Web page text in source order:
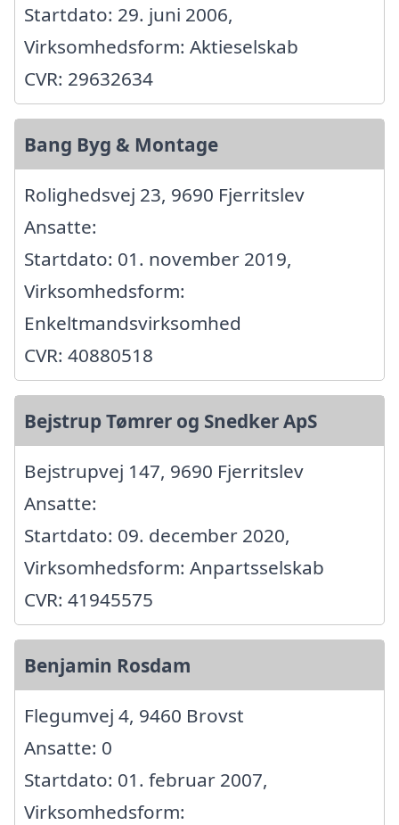
Startdato: 29. juni 2006,
Virksomhedsform: Aktieselskab
CVR: 29632634
Bang Byg & Montage
Rolighedsvej 23, 9690 Fjerritslev
Ansatte:
Startdato: 01. november 2019,
Virksomhedsform:
Enkeltmandsvirksomhed
CVR: 40880518
Bejstrup Tømrer og Snedker ApS
Bejstrupvej 147, 9690 Fjerritslev
Ansatte:
Startdato: 09. december 2020,
Virksomhedsform: Anpartsselskab
CVR: 41945575
Benjamin Rosdam
Flegumvej 4, 9460 Brovst
Ansatte: 0
Startdato: 01. februar 2007,
Virksomhedsform: